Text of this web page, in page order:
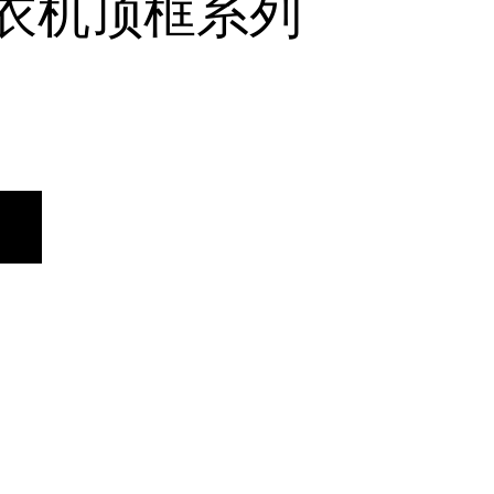
机顶框系列